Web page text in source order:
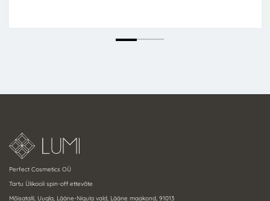
Perfect Cosmetics OÜ
Tartu Ülikooli spin-off ettevõte
Mõisatalli, Uugla, Lääne-Nigula vald, Lääne maakond, 91013